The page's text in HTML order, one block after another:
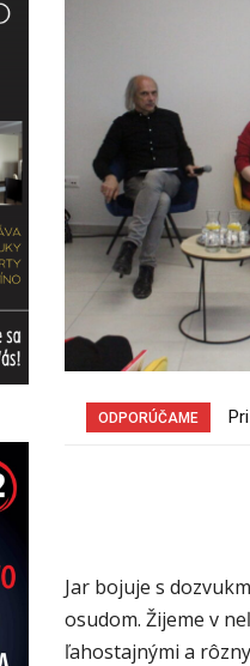
ODPORÚČAME
Pri
Jar bojuje s
osudom. Žijeme v
ľahostajnými a